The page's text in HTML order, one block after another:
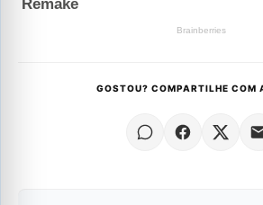
GOSTOU? COMPARTILHE COM